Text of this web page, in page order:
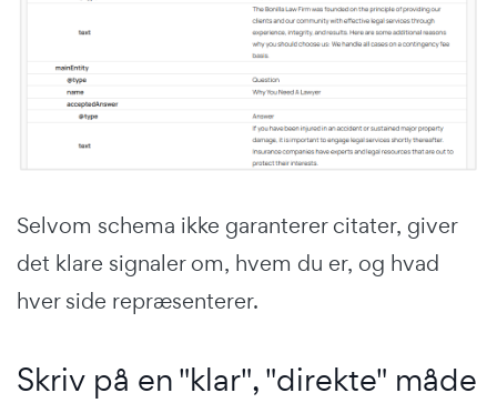
Selvom schema ikke garanterer citater, giver
det klare signaler om, hvem du er, og hvad
hver side repræsenterer.
Skriv på en "klar", "direkte" måde